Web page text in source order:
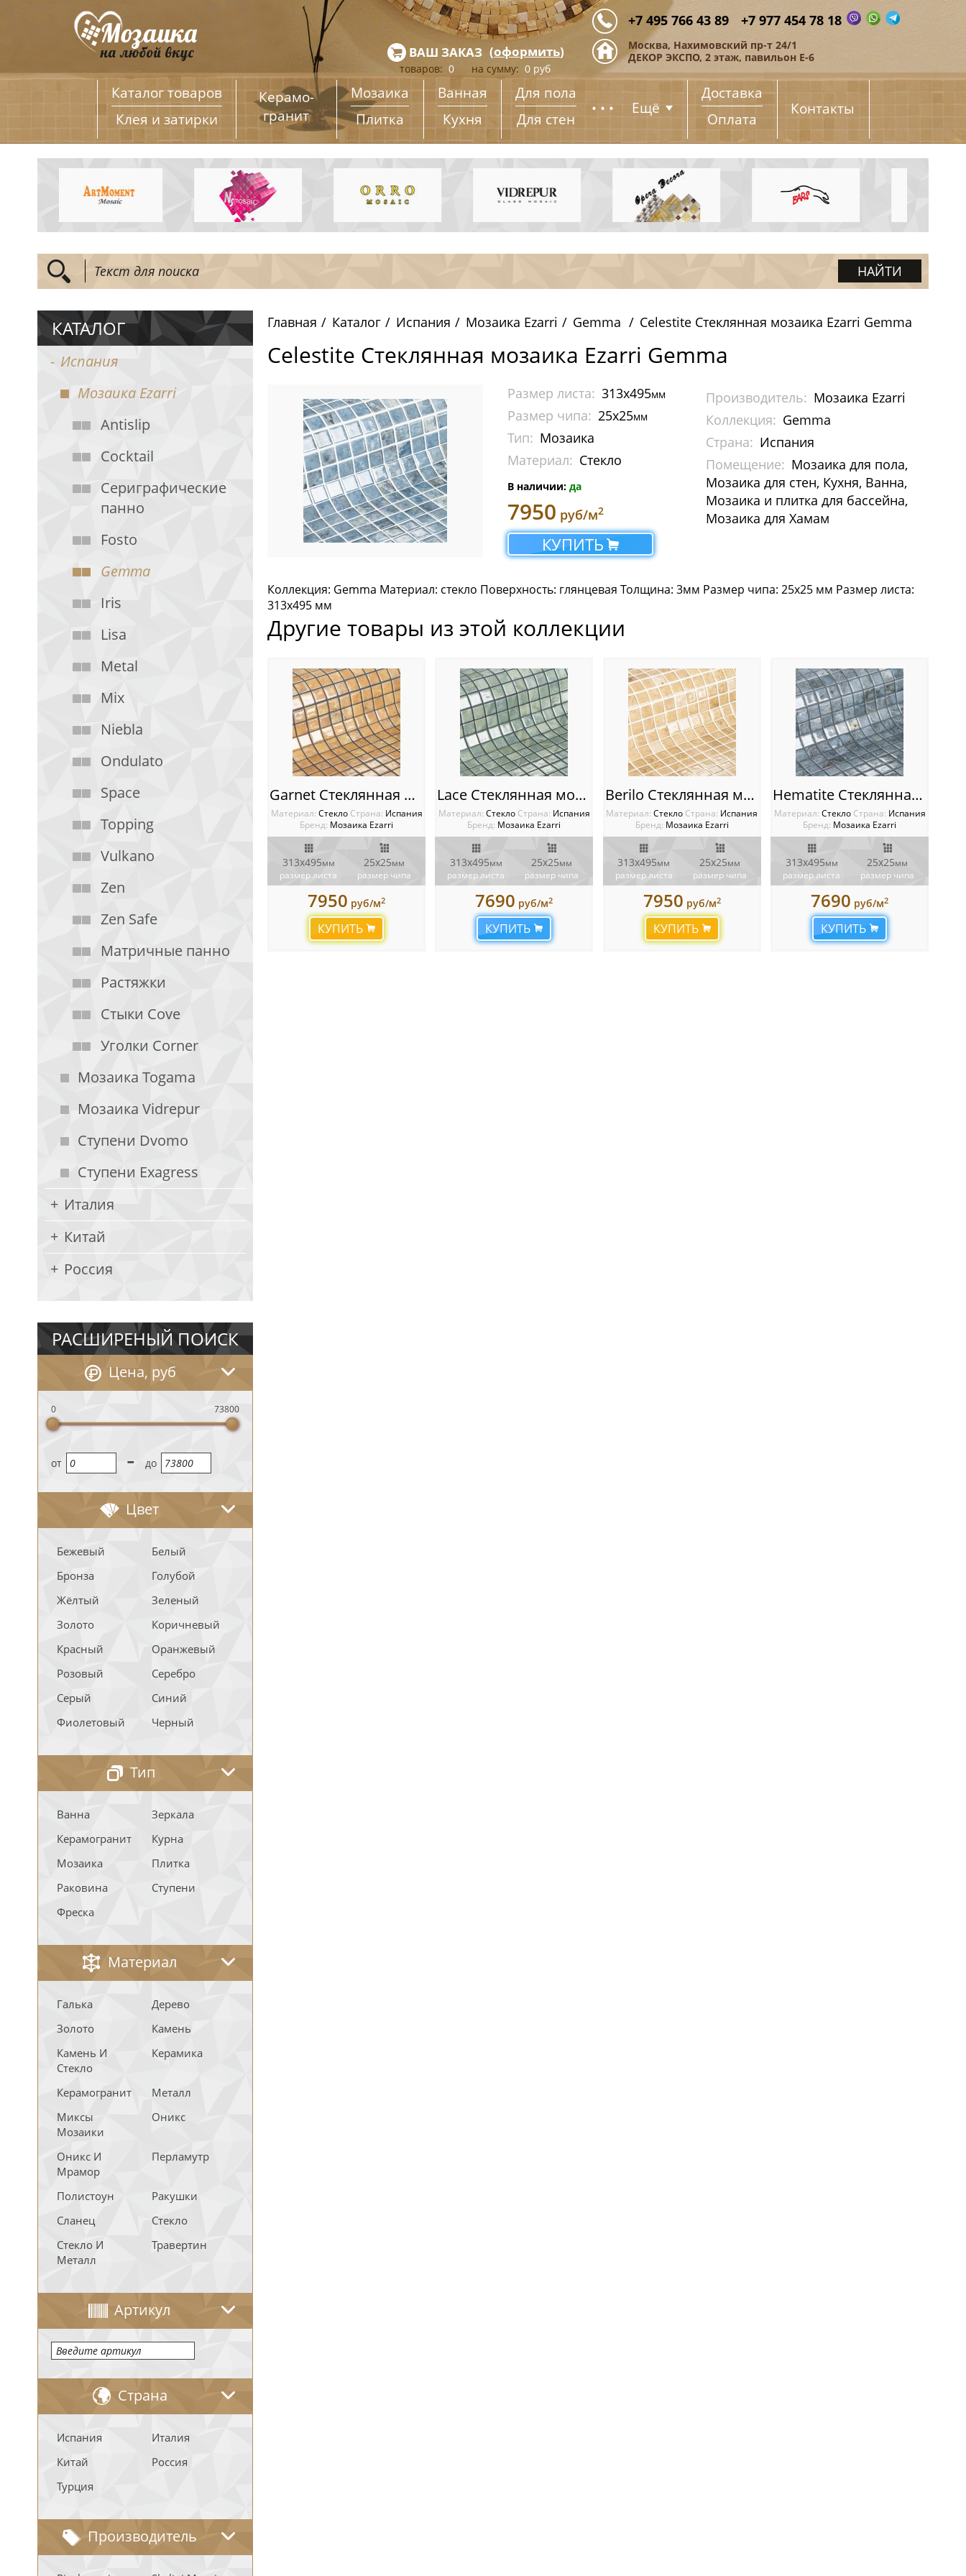
+7 495 766 43 89 +7 977 454 78 18
Москва, Нахимовский пр-т 24/1
ДЕКОР ЭКСПО, 2 этаж, павильон Е-6
ВАШ ЗАКАЗ (оформить)
товаров: 0 на сумму: 0 руб
Каталог товаров
Клея и затирки
Керамо­
гранит
Мозаика
Плитка
Ванная
Кухня
Для пола
Для стен
... Ещё
Доставка
Оплата
Контакты
КАТАЛОГ
Испания
Мозаика Ezarri
Antislip
Cocktail
Cериграфические
панно
Fosto
Gemma
Iris
Lisa
Metal
Mix
Niebla
Ondulato
Space
Topping
Vulkano
Zen
Zen Safe
Матричные панно
Растяжки
Стыки Cove
Уголки Corner
Мозаика Togama
Мозаика Vidrepur
Ступени Dvomo
Ступени Exagress
Италия
Китай
Россия
РАСШИРЕНЫЙ ПОИСК
Цена, руб
0 73800
oт - до
Цвет
Бежевый
Белый
Бронза
Голубой
Жёлтый
Зеленый
Золото
Коричневый
Красный
Оранжевый
Розовый
Серебро
Серый
Синий
Фиолетовый
Черный
Тип
Ванна
Зеркала
Керамогранит
Курна
Мозаика
Плитка
Раковина
Ступени
Фреска
Материал
Галька
Дерево
Золото
Камень
Камень И
Стекло
Керамика
Керамогранит
Металл
Миксы
Мозаики
Оникс
Оникс И
Мрамор
Перламутр
Полистоун
Ракушки
Сланец
Стекло
Стекло И
Металл
Травертин
Артикул
Страна
Испания
Италия
Китай
Россия
Турция
Производитель
Главная Каталог Испания Мозаика Ezarri Gemma Celestite Стеклянная мозаика Ezarri Gemma
Celestite Стеклянная мозаика Ezarri Gemma
Производитель: Мозаика Ezarri
Коллекция: Gemma
Страна: Испания
Помещение: Мозаика для пола,
Мозаика для стен, Кухня, Ванна,
Мозаика и плитка для бассейна,
Мозаика для Хамам
Размер листа: 313х495мм
Размер чипа: 25х25мм
Тип: Мозаика
Материал: Стекло
В наличии: да
7950 руб/м2
КУПИТЬ
Коллекция: Gemma Материал: стекло Поверхность: глянцевая Толщина: 3мм Размер чипа: 25х25 мм Размер листа:
313х495 мм
Другие товары из этой коллекции
Garnet Стеклянная мозаика Ezarri Gemma
Материал: Стекло Cтрана: Испания
Бренд: Мозаика Ezarri
313х495мм
размер листа
25х25мм
размер чипа
7950 руб/м2
КУПИТЬ
Lace Стеклянная мозаика Ezarri Gemma
Материал: Стекло Cтрана: Испания
Бренд: Мозаика Ezarri
313х495мм
размер листа
25х25мм
размер чипа
7690 руб/м2
КУПИТЬ
Berilo Стеклянная мозаика Ezarri Gemma
Материал:Стекло Cтрана: Испания
Бренд: Мозаика Ezarri
313х495мм
размер листа
25х25мм
размер чипа
7950 руб/м2
КУПИТЬ
Hematite Стеклянная мозаика Ezarri Gemma
Материал: Стекло Cтрана: Испания
Бренд: Мозаика Ezarri
313х495мм
размер листа
25х25мм
размер чипа
7690 руб/м2
КУПИТЬ